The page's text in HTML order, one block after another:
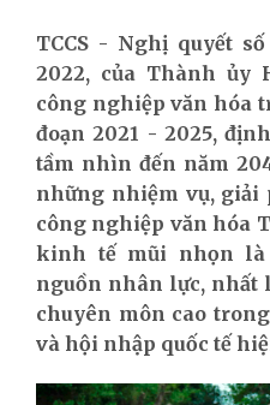
TCCS - Nghị quyết
2022, của Thành ủy
công nghiệp văn hóa
đoạn 2021 - 2025,
tầm nhìn đến năm
những nhiệm vụ, giải
công nghiệp văn hóa
kinh tế mũi nhọn là
nguồn nhân lực, nhất
chuyên môn cao
và hội nhập quốc tế